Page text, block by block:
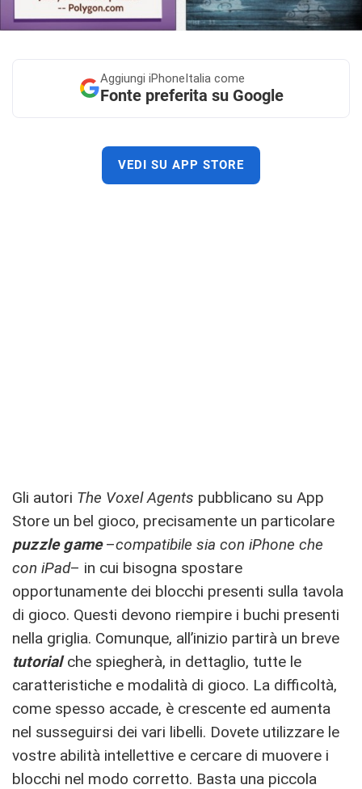
Aggiungi iPhoneItalia come
Fonte preferita su Google
VEDI SU APP STORE
Gli autori The Voxel Agents pubblicano su App
Store un bel gioco, precisamente un particolare
puzzle game–compatibile sia con iPhone che
con iPad– in cui bisogna spostare
opportunamente dei blocchi presenti sulla tavola
di gioco. Questi devono riempire i buchi presenti
nella griglia. Comunque, all’inizio partirà un breve
tutorialche spiegherà, in dettaglio, tutte le
caratteristiche e modalità di gioco. La difficoltà,
come spesso accade, è crescente ed aumenta
nel susseguirsi dei vari libelli. Dovete utilizzare le
vostre abilità intellettive e cercare di muovere i
blocchi nel modo corretto. Basta una piccola